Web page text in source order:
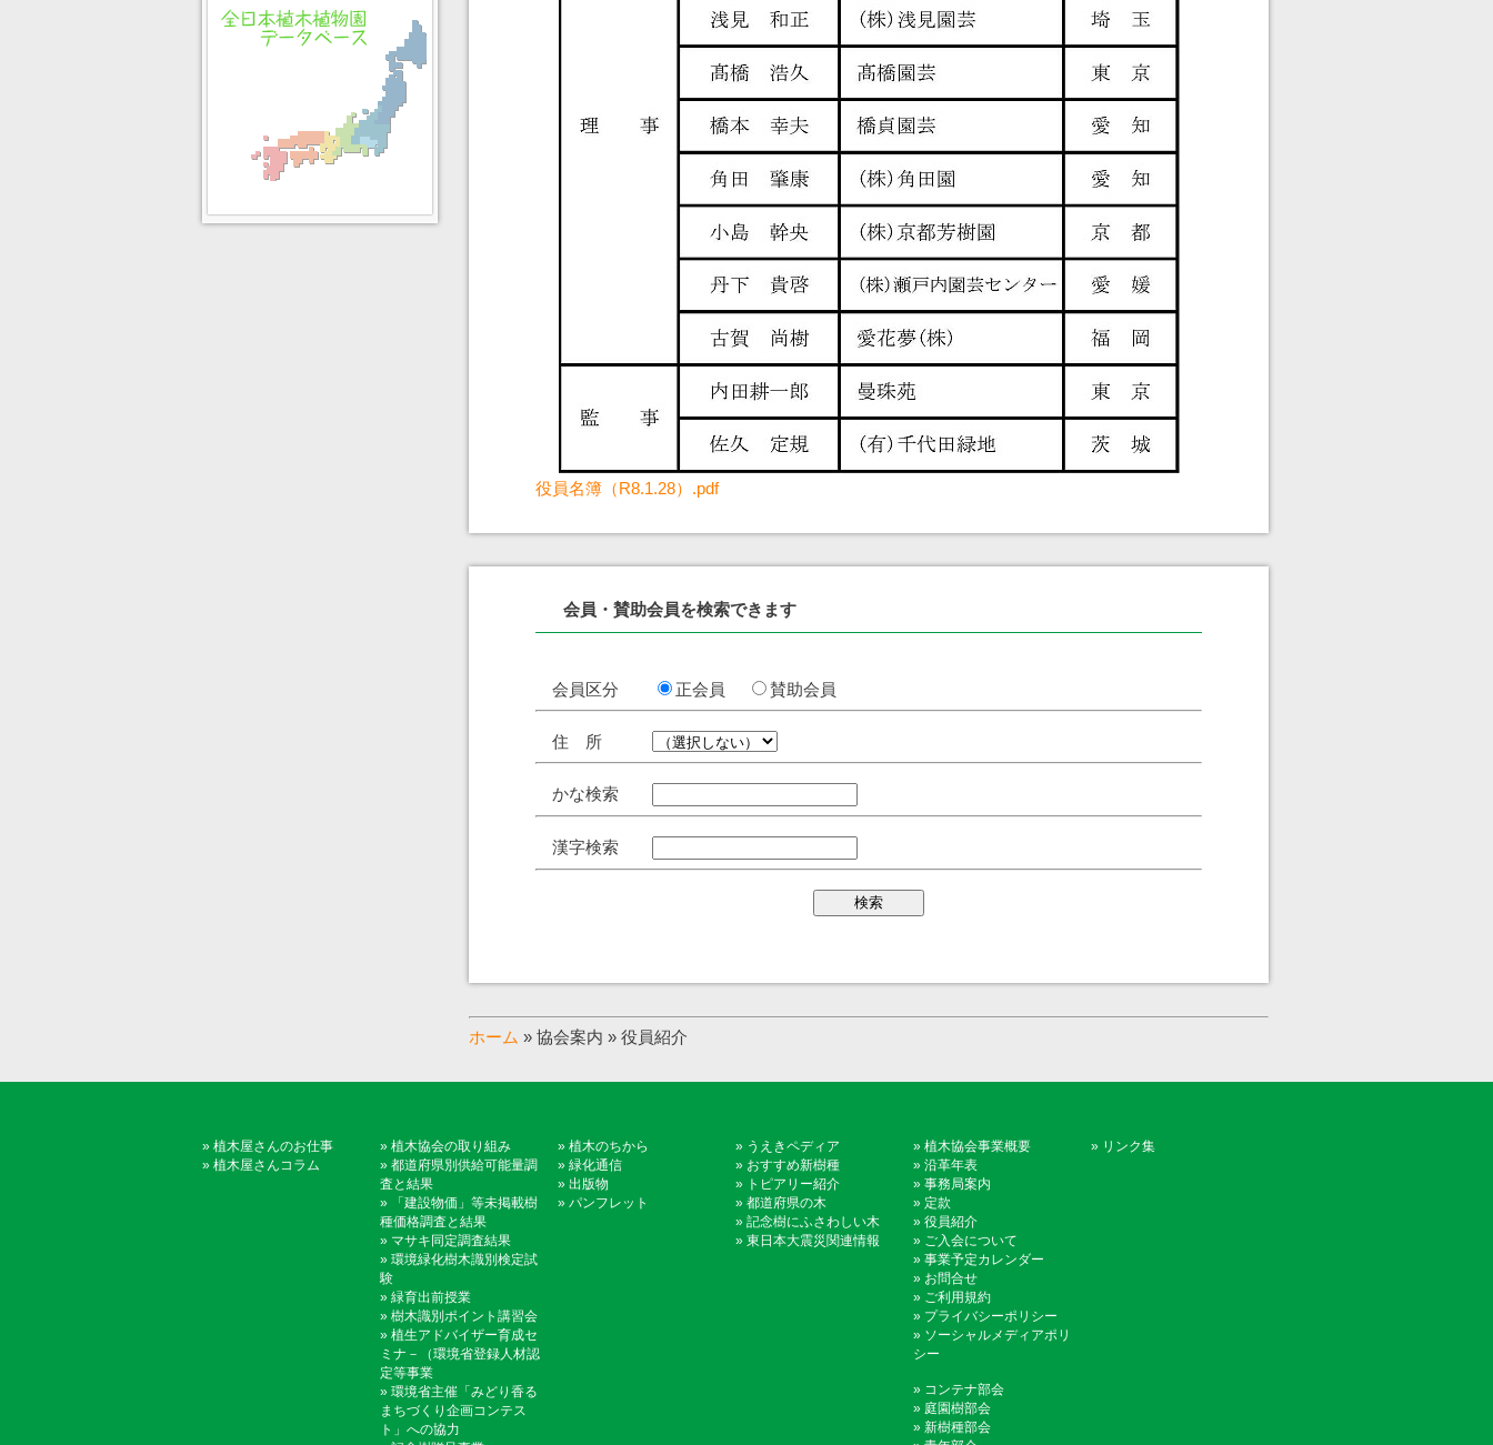
役員名簿（R8.1.28）.pdf
会員・賛助会員を検索できます
会員区分 正会員 賛助会員
住 所
かな検索
漢字検索
ホーム » 協会案内 » 役員紹介
» 植木屋さんのお仕事
» 植木屋さんコラム
» 植木協会の取り組み
» 都道府県別供給可能量調
査と結果
»
「建設物価」等未掲載樹
種価格調査と結果
» マサキ同定調査結果
» 環境緑化樹木識別検定試
験
» 緑育出前授業
» 樹木識別ポイント講習会
» 植生アドバイザー育成セ
ミナ－（環境省登録人材認
定等事業
» 環境省主催「みどり香る
まちづくり企画コンテス
ト」への協力
» 植木のちから
» 緑化通信
» 出版物
» パンフレット
» うえきペディア
» おすすめ新樹種
» トピアリー紹介
» 都道府県の木
» 記念樹にふさわしい木
» 東日本大震災関連情報
» 植木協会事業概要
» 沿革年表
» 事務局案内
» 定款
» 役員紹介
» ご入会について
» 事業予定カレンダー
» お問合せ
» ご利用規約
» プライバシーポリシー
» ソーシャルメディアポリ
シー
» コンテナ部会
» 庭園樹部会
» 新樹種部会
» リンク集